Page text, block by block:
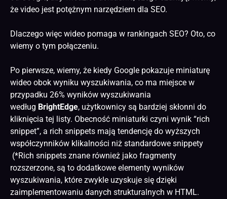
że video jest potężnym narzędziem dla SEO.
Dlaczego więc wideo pomaga w rankingach SEO? Oto, co
wiemy o tym połączeniu.
Po pierwsze, wiemy, że kiedy Google pokazuje miniaturę
wideo obok wyniku wyszukiwania, co ma miejsce w
przypadku 26% wyników wyszukiwania
według BrightEdge, użytkownicy są bardziej skłonni do
kliknięcia tej listy. Obecność miniaturki czyni wynik “rich
snippet”, a rich snippets mają tendencję do wyższych
współczynników klikalności niż standardowe snippety
(*Rich snippets znane również jako fragmenty
rozszerzone, są to dodatkowe elementy wyników
wyszukiwania, które zwykle uzyskuje się dzięki
zaimplementowaniu danych strukturalnych w HTML.